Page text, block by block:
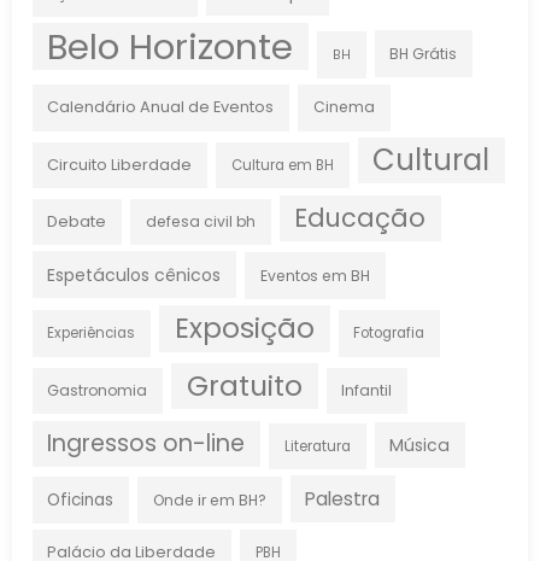
Belo Horizonte BH BH Grátis
Calendário Anual de Eventos Cinema
Circuito Liberdade Cultura em BH Cultural
Debate defesa civil bh Educação
Espetáculos cênicos Eventos em BH
Experiências Exposição Fotografia
Gastronomia Gratuito Infantil
Ingressos on-line Literatura Música
Oficinas Onde ir em BH? Palestra
Palácio da Liberdade PBH